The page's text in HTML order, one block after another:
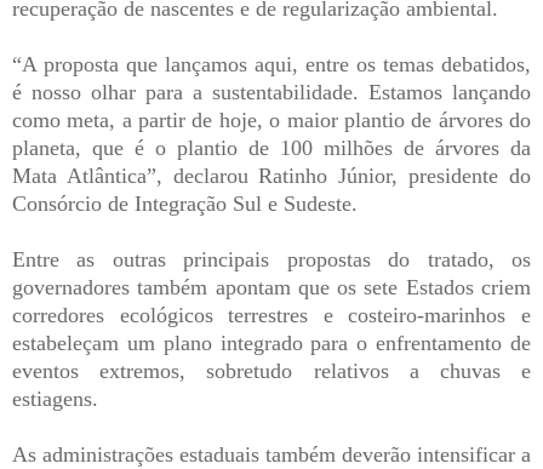
recuperação de nascentes e de regularização ambiental.
“A proposta que lançamos aqui, entre os temas debatidos,
é nosso olhar para a sustentabilidade. Estamos lançando
como meta, a partir de hoje, o maior plantio de árvores do
planeta, que é o plantio de 100 milhões de árvores da
Mata Atlântica”, declarou Ratinho Júnior, presidente do
Consórcio de Integração Sul e Sudeste.
Entre as outras principais propostas do tratado, os
governadores também apontam que os sete Estados criem
corredores ecológicos terrestres e costeiro-marinhos e
estabeleçam um plano integrado para o enfrentamento de
eventos extremos, sobretudo relativos a chuvas e
estiagens.
As administrações estaduais também deverão intensificar a